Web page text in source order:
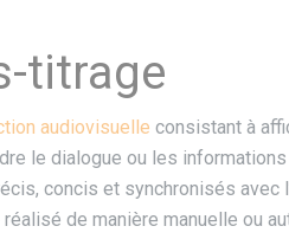
titrage
audiovisuelle consistant à
le dialogue ou les
concis et synchronisés avec
de manière manuelle ou